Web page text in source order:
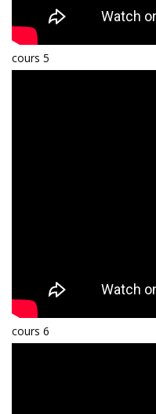
cours 5
cours 6